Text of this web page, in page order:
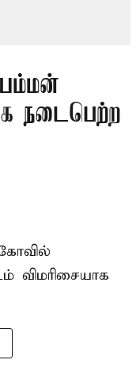
நடைபெற்ற
விமரிசையாக